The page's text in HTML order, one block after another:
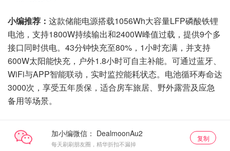
小编推荐： 这款储能电源搭载1056Wh大容量LFP磷酸铁锂
电池，支持1800W持续输出和2400W峰值过载，提供9个多
接口同时供电。43分钟快充至80%，1小时充满，并支持
600W太阳能快充，户外1.8小时可自主补能。可通过蓝牙、
WiFi与APP智能联动，实时监控能耗状态。电池循环寿命达
3000次，享受五年质保，适合房车旅居、野外露营及应急
备用等场景。
加小编微信：
每天刷刷朋友圈，精华折扣不漏掉
复制